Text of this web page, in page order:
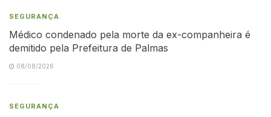
SEGURANÇA
Médico condenado pela morte da ex-companheira é
demitido pela Prefeitura de Palmas
08/08/2026
SEGURANÇA